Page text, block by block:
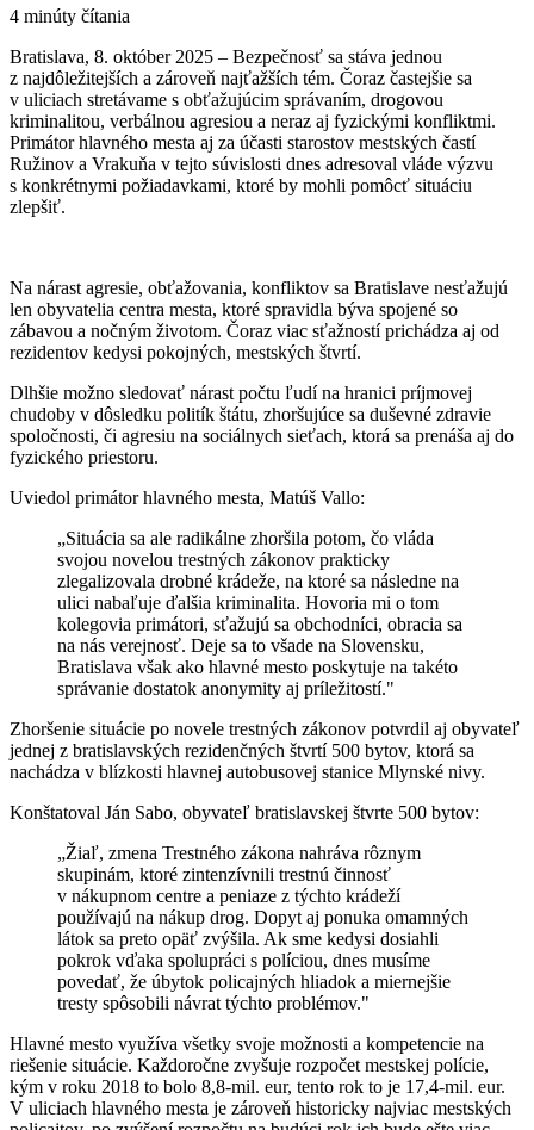
4 minúty čítania
Bratislava, 8. október 2025 – Bezpečnosť sa stáva jednou
z najdôležitejších a zároveň najťažších tém. Čoraz častejšie sa
v uliciach stretávame s obťažujúcim správaním, drogovou
kriminalitou, verbálnou agresiou a neraz aj fyzickými konfliktmi.
Primátor hlavného mesta aj za účasti starostov mestských častí
Ružinov a Vrakuňa v tejto súvislosti dnes adresoval vláde výzvu
s konkrétnymi požiadavkami, ktoré by mohli pomôcť situáciu
zlepšiť.
Na nárast agresie, obťažovania, konfliktov sa Bratislave nesťažujú
len obyvatelia centra mesta, ktoré spravidla býva spojené so
zábavou a nočným životom. Čoraz viac sťažností prichádza aj od
rezidentov kedysi pokojných, mestských štvrtí.
Dlhšie možno sledovať nárast počtu ľudí na hranici príjmovej
chudoby v dôsledku politík štátu, zhoršujúce sa duševné zdravie
spoločnosti, či agresiu na sociálnych sieťach, ktorá sa prenáša aj do
fyzického priestoru.
Uviedol primátor hlavného mesta, Matúš Vallo:
„Situácia sa ale radikálne zhoršila potom, čo vláda
svojou novelou trestných zákonov prakticky
zlegalizovala drobné krádeže, na ktoré sa následne na
ulici nabaľuje ďalšia kriminalita. Hovoria mi o tom
kolegovia primátori, sťažujú sa obchodníci, obracia sa
na nás verejnosť. Deje sa to všade na Slovensku,
Bratislava však ako hlavné mesto poskytuje na takéto
správanie dostatok anonymity aj príležitostí."
Zhoršenie situácie po novele trestných zákonov potvrdil aj obyvateľ
jednej z bratislavských rezidenčných štvrtí 500 bytov, ktorá sa
nachádza v blízkosti hlavnej autobusovej stanice Mlynské nivy.
Konštatoval Ján Sabo, obyvateľ bratislavskej štvrte 500 bytov:
„Žiaľ, zmena Trestného zákona nahráva rôznym
skupinám, ktoré zintenzívnili trestnú činnosť
v nákupnom centre a peniaze z týchto krádeží
používajú na nákup drog. Dopyt aj ponuka omamných
látok sa preto opäť zvýšila. Ak sme kedysi dosiahli
pokrok vďaka spolupráci s políciou, dnes musíme
povedať, že úbytok policajných hliadok a miernejšie
tresty spôsobili návrat týchto problémov."
Hlavné mesto využíva všetky svoje možnosti a kompetencie na
riešenie situácie. Každoročne zvyšuje rozpočet mestskej polície,
kým v roku 2018 to bolo 8,8-mil. eur, tento rok to je 17,4-mil. eur.
V uliciach hlavného mesta je zároveň historicky najviac mestských